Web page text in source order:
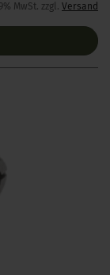
MwSt. zzgl. Versand